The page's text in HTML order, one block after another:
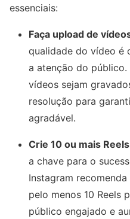
essenciais:
Faça upload de
qualidade do vídeo é
a atenção do
vídeos sejam
resolução para
agradável.
Crie 10 ou mais
a chave para o
Instagram
pelo menos 10 Reels
público engajado e